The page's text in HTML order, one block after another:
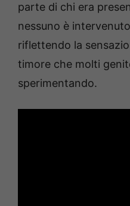
parte di chi era
nessuno è
riflettendo la
timore che molti
sperimentando.